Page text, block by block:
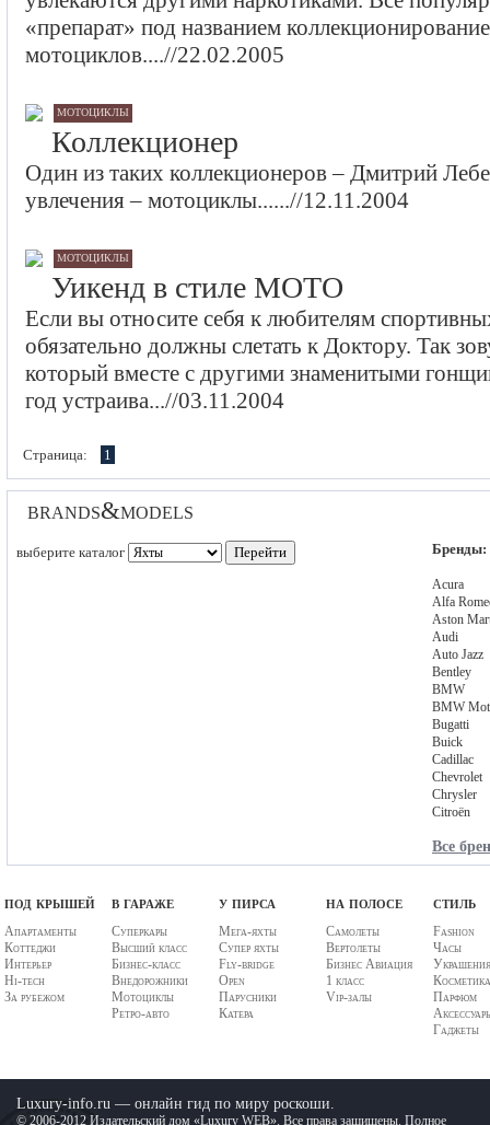
«препарат» под названием
мотоциклов....//22.02.2005
мотоциклы
Коллекционер
Один из таких коллекционеров – Дмитрий
увлечения – мотоциклы......//12.11.2004
мотоциклы
Уикенд в стиле МОТО
Если вы относите себя к любителям
обязательно должны слетать к Доктору. Так
который вместе с другими знаменитыми
год устраива...//03.11.2004
Страница: 1
brands&models
выберите каталог Бренды:
Acura
Alfa
Aston
Audi
Auto Jazz
Bentley
BMW
BMW
Bugatti
Buick
Cadillac
Chevrolet
Chrysler
Citroёn
Все
под крышей
Апартаменты
Коттеджи
Интерьер
Hi-tech
За рубежом
в гараже
Суперкары
Высший класс
Бизнес-класс
Внедорожники
Мотоциклы
Ретро-авто
у пирса
Мега-яхты
Супер яхты
Fly-bridge
Open
Парусники
Катера
на полосе
Самолеты
Вертолеты
Бизнес Авиация
1 класс
Vip-залы
стиль
Fashion
Часы
Парфюм
Гаджеты
Luxury-info.ru — онлайн гид по миру роскоши.
© 2006-2012 Издательский дом «Luxury WEB». Все права защищены. Полное